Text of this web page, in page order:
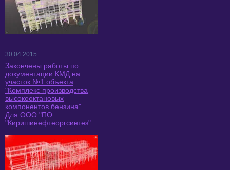
30.04.2015
Закончены работы по
документации КМД на
участок №1 объекта
"Комплекс производства
высокооктановых
компонентов бензина".
Для ООО "ПО
"Киришинефтеоргсинтез"